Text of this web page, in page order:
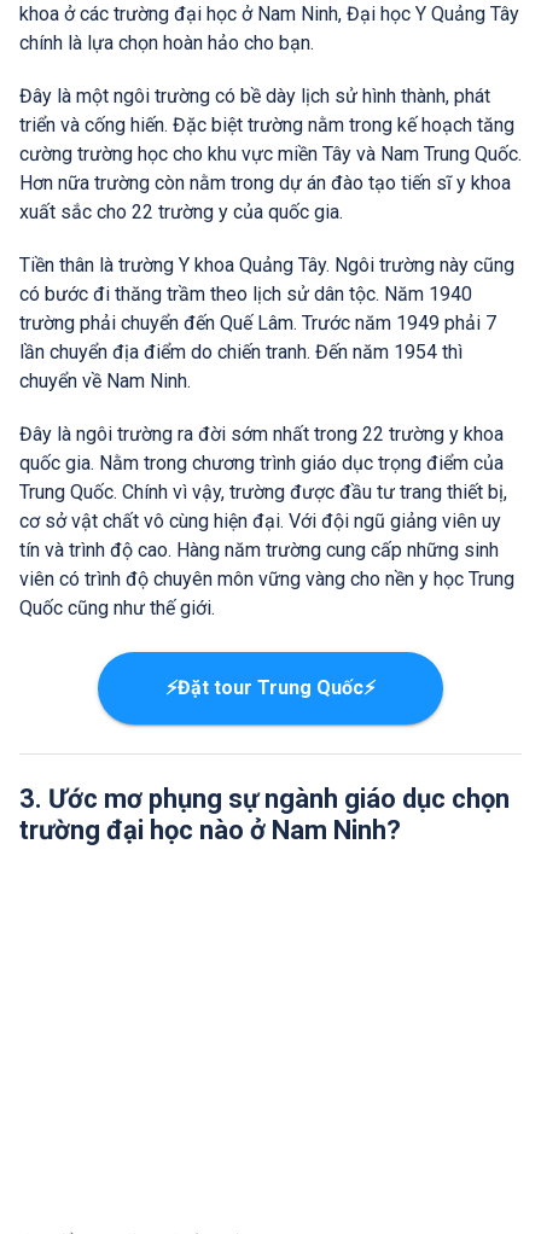
khoa ở các trường đại học ở Nam Ninh, Đại học Y Quảng Tây
chính là lựa chọn hoàn hảo cho bạn.
Đây là một ngôi trường có bề dày lịch sử hình thành, phát
triển và cống hiến. Đặc biệt trường nằm trong kế hoạch tăng
cường trường học cho khu vực miền Tây và Nam Trung Quốc.
Hơn nữa trường còn nằm trong dự án đào tạo tiến sĩ y khoa
xuất sắc cho 22 trường y của quốc gia.
Tiền thân là trường Y khoa Quảng Tây. Ngôi trường này cũng
có bước đi thăng trầm theo lịch sử dân tộc. Năm 1940
trường phải chuyển đến Quế Lâm. Trước năm 1949 phải 7
lần chuyển địa điểm do chiến tranh. Đến năm 1954 thì
chuyển về Nam Ninh.
Đây là ngôi trường ra đời sớm nhất trong 22 trường y khoa
quốc gia. Nằm trong chương trình giáo dục trọng điểm của
Trung Quốc. Chính vì vậy, trường được đầu tư trang thiết bị,
cơ sở vật chất vô cùng hiện đại. Với đội ngũ giảng viên uy
tín và trình độ cao. Hàng năm trường cung cấp những sinh
viên có trình độ chuyên môn vững vàng cho nền y học Trung
Quốc cũng như thế giới.
⚡Đặt tour Trung Quốc⚡
3. Ước mơ phụng sự ngành giáo dục chọn
trường đại học nào ở Nam Ninh?